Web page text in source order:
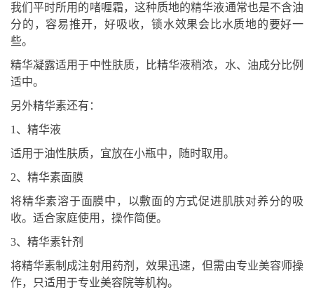
我们平时所用的啫喱霜，这种质地的精华液通常也是不含油
分的，容易推开，好吸收，锁水效果会比水质地的要好一
些。
精华凝露适用于中性肤质，比精华液稍浓，水、油成分比例
适中。
另外精华素还有：
1、精华液
适用于油性肤质，宜放在小瓶中，随时取用。
2、精华素面膜
将精华素溶于面膜中，以敷面的方式促进肌肤对养分的吸
收。适合家庭使用，操作简便。
3、精华素针剂
将精华素制成注射用药剂，效果迅速，但需由专业美容师操
作，只适用于专业美容院等机构。